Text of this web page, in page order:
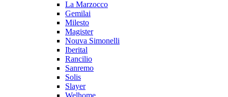
La Marzocco
Gemilai
Milesto
Magister
Nouva Simonelli
Iberital
Rancilio
Sanremo
Solis
Slayer
Welhome